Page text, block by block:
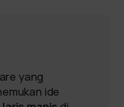
yang
ide